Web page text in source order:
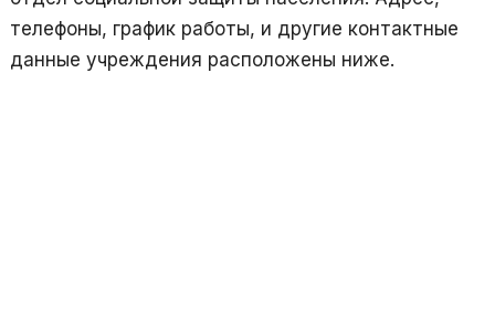
телефоны, график работы, и другие контактные
данные учреждения расположены ниже.